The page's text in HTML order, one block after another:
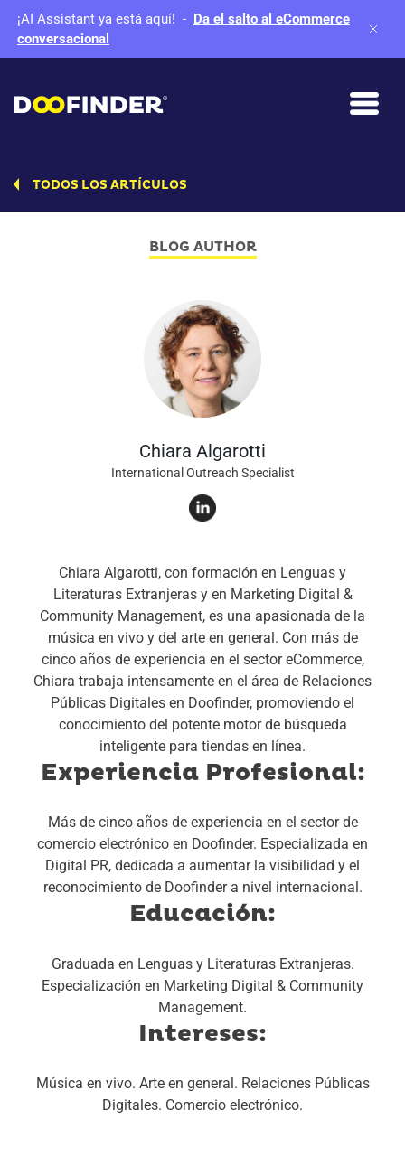
¡AI Assistant ya está aquí! - Da el salto al eCommerce
conversacional
TODOS LOS ARTÍCULOS
BLOG AUTHOR
Chiara Algarotti
International Outreach Specialist
Chiara Algarotti, con formación en Lenguas y
Literaturas Extranjeras y en Marketing Digital &
Community Management, es una apasionada de la
música en vivo y del arte en general. Con más de
cinco años de experiencia en el sector eCommerce,
Chiara trabaja intensamente en el área de Relaciones
Públicas Digitales en Doofinder, promoviendo el
conocimiento del potente motor de búsqueda
inteligente para tiendas en línea.
Experiencia Profesional:
Más de cinco años de experiencia en el sector de
comercio electrónico en Doofinder. Especializada en
Digital PR, dedicada a aumentar la visibilidad y el
reconocimiento de Doofinder a nivel internacional.
Educación:
Graduada en Lenguas y Literaturas Extranjeras.
Especialización en Marketing Digital & Community
Management.
Intereses:
Música en vivo. Arte en general. Relaciones Públicas
Digitales. Comercio electrónico.